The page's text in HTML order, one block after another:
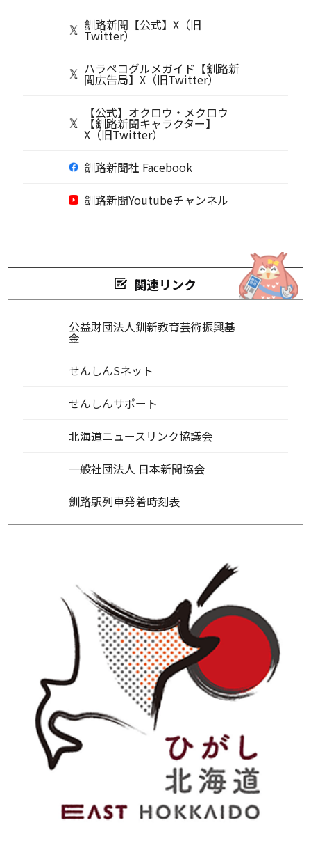
釧路新聞【公式】X（旧
Twitter）
ハラペコグルメガイド【釧路新
聞広告局】X（旧Twitter）
【公式】オクロウ・メクロウ
【釧路新聞キャラクター】
X（旧Twitter）
釧路新聞社 Facebook
釧路新聞Youtubeチャンネル
関連リンク
公益財団法人釧新教育芸術振興基
金
せんしんSネット
せんしんサポート
北海道ニュースリンク協議会
一般社団法人 日本新聞協会
釧路駅列車発着時刻表